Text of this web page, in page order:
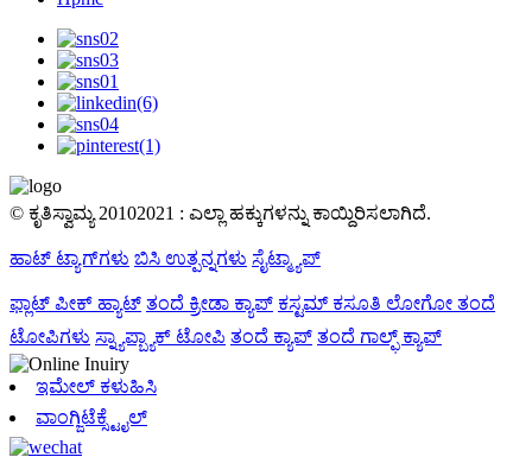
© ಕೃತಿಸ್ವಾಮ್ಯ 20102021 : ಎಲ್ಲಾ ಹಕ್ಕುಗಳನ್ನು ಕಾಯ್ದಿರಿಸಲಾಗಿದೆ.
ಹಾಟ್ ಟ್ಯಾಗ್‌ಗಳು ಬಿಸಿ ಉತ್ಪನ್ನಗಳು ಸೈಟ್ಮ್ಯಾಪ್
ಫ್ಲಾಟ್ ಪೀಕ್ ಹ್ಯಾಟ್ ತಂದೆ ಕ್ರೀಡಾ ಕ್ಯಾಪ್ ಕಸ್ಟಮ್ ಕಸೂತಿ ಲೋಗೋ ತಂದೆ
ಟೋಪಿಗಳು ಸ್ನ್ಯಾಪ್ಬ್ಯಾಕ್ ಟೋಪಿ ತಂದೆ ಕ್ಯಾಪ್ ತಂದೆ ಗಾಲ್ಫ್ ಕ್ಯಾಪ್
ಇಮೇಲ್ ಕಳುಹಿಸಿ
ವಾಂಗ್ಜಿಟೆಕ್ಸ್ಟೈಲ್